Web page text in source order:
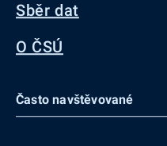
Sběr dat
O ČSÚ
Často navštěvované